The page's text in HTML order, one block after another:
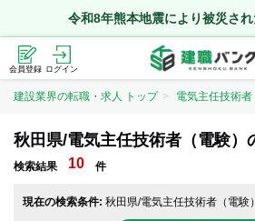
令和8年熊本地震により被災さ
会員登録 ログイン
建設業界の転職・求人 トップ 電気主任技術者
秋田県/電気主任技術者（電験）
検索結果 10 件
現在の検索条件: 秋田県/電気主任技術者（電験）